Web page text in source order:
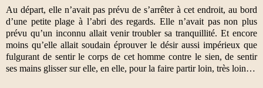
Au départ, elle n’avait pas prévu de s’arrêter à cet endroit, au bord
d’une petite plage à l’abri des regards. Elle n’avait pas non plus
prévu qu’un inconnu allait venir troubler sa tranquillité. Et encore
moins qu’elle allait soudain éprouver le désir aussi impérieux que
fulgurant de sentir le corps de cet homme contre le sien, de sentir
ses mains glisser sur elle, en elle, pour la faire partir loin, très loin…